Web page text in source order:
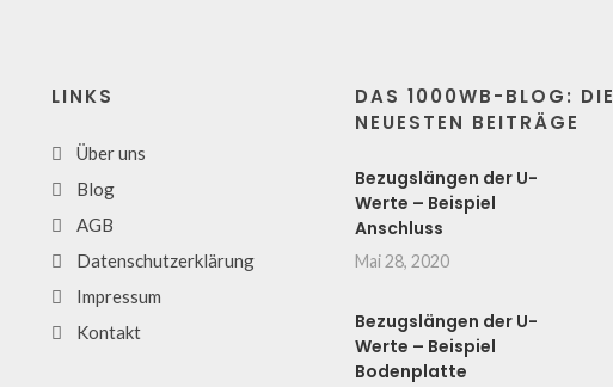
LINKS
Über uns
Blog
AGB
Datenschutzerklärung
Impressum
Kontakt
DAS 1000WB-BLOG: DIE
NEUESTEN BEITRÄGE
Bezugslängen der U-
Werte – Beispiel
Anschluss
Mai 28, 2020
Bezugslängen der U-
Werte – Beispiel
Bodenplatte